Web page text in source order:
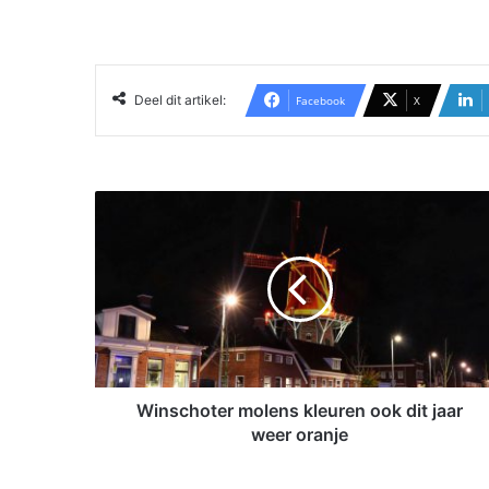
Deel dit artikel: Facebook X
h
o
t
e
Winschoter molens kleuren ook dit jaar
weer oranje